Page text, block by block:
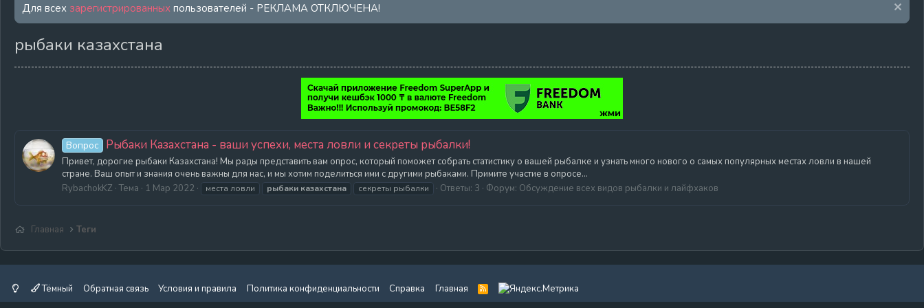
Для всех зарегистрированных пользователей - РЕКЛАМА ОТКЛЮЧЕНА!
рыбаки казахстана
Вопрос Рыбаки Казахстана - ваши успехи, места ловли и секреты рыбалки!
Привет, дорогие рыбаки Казахстана! Мы рады представить вам опрос, который поможет собрать статистику о вашей рыбалке и узнать много нового о самых популярных местах ловли в нашей
стране. Ваш опыт и знания очень важны для нас, и мы хотим поделиться ими с другими рыбаками. Примите участие в опросе...
RybachokKZ Тема 1 Мар 2022 места ловли рыбаки казахстана секреты рыбалки Ответы: 3 Форум: Обсуждение всех видов рыбалки и лайфхаков
Главная Теги
Тёмный Обратная связь Условия и правила Политика конфиденциальности Справка Главная
R
S